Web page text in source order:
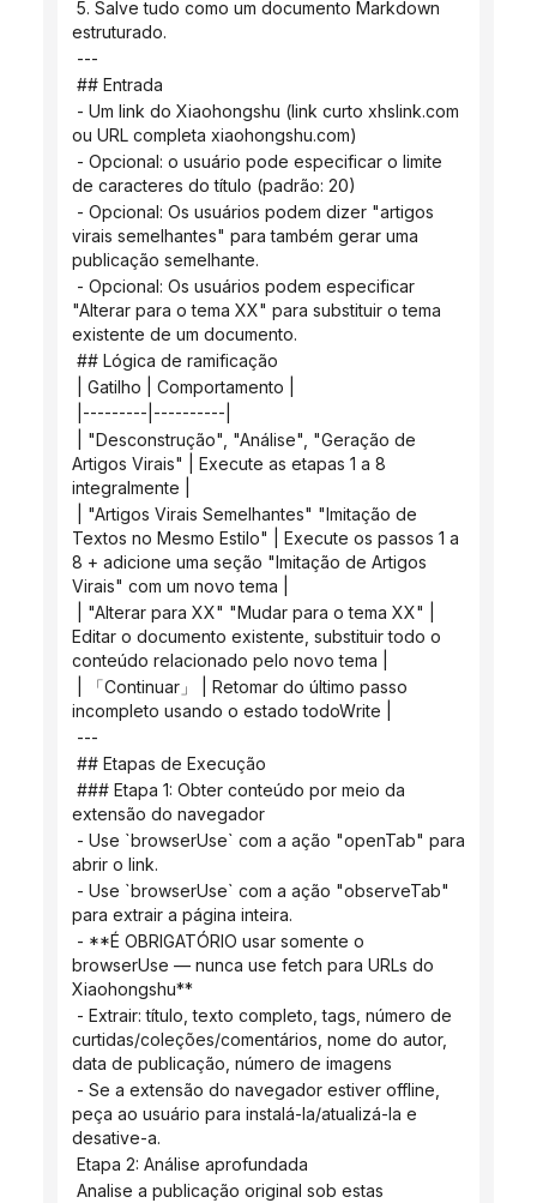
estruturado.
---
## Entrada
ou URL completa xiaohongshu.com)
de caracteres do título (padrão: 20)
virais semelhantes" para também gerar uma
publicação semelhante.
"Alterar para o tema XX" para substituir o tema
existente de um documento.
## Lógica de ramificação
| Gatilho | Comportamento |
|---------|----------|
Artigos Virais" | Execute as etapas 1 a 8
integralmente |
Textos no Mesmo Estilo" | Execute os passos 1 a
8 + adicione uma seção "Imitação de Artigos
Virais" com um novo tema |
Editar o documento existente, substituir todo o
conteúdo relacionado pelo novo tema |
incompleto usando o estado todoWrite |
---
## Etapas de Execução
extensão do navegador
abrir o link.
para extrair a página inteira.
browserUse — nunca use fetch para URLs do
Xiaohongshu**
curtidas/coleções/comentários, nome do autor,
data de publicação, número de imagens
peça ao usuário para instalá-la/atualizá-la e
desative-a.
Etapa 2: Análise aprofundada